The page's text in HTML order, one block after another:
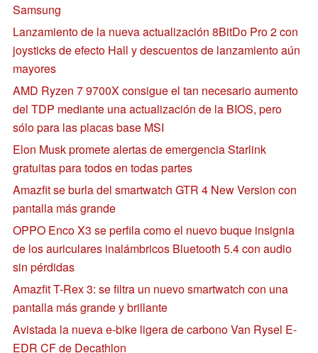
Samsung
Lanzamiento de la nueva actualización 8BitDo Pro 2 con
joysticks de efecto Hall y descuentos de lanzamiento aún
mayores
AMD Ryzen 7 9700X consigue el tan necesario aumento
del TDP mediante una actualización de la BIOS, pero
sólo para las placas base MSI
Elon Musk promete alertas de emergencia Starlink
gratuitas para todos en todas partes
Amazfit se burla del smartwatch GTR 4 New Version con
pantalla más grande
OPPO Enco X3 se perfila como el nuevo buque insignia
de los auriculares inalámbricos Bluetooth 5.4 con audio
sin pérdidas
Amazfit T-Rex 3: se filtra un nuevo smartwatch con una
pantalla más grande y brillante
Avistada la nueva e-bike ligera de carbono Van Rysel E-
EDR CF de Decathlon